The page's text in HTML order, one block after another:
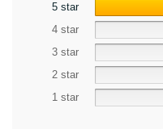
5 star
4 star
3 star
2 star
1 star